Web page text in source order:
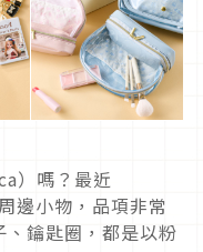
）嗎？最近
邊小物，品項非常
鑰匙圈，都是以粉